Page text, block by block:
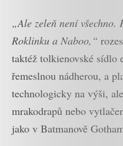
„Ale zeleň není
Roklinku a Naboo,“
taktéž tolkienovské sídlo
řemeslnou nádherou, a
technologicky na výši,
mrakodrapů nebo
jako v Batmanově